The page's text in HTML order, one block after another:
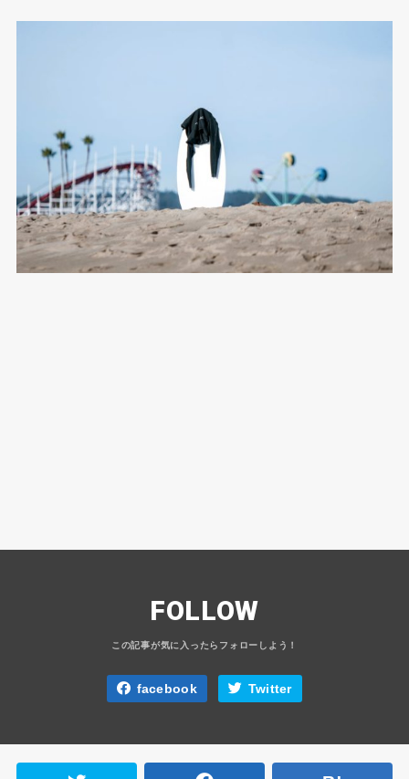
FOLLOW
facebook Twitter